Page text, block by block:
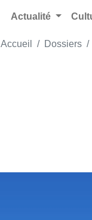
Actualité
Accueil Dossiers